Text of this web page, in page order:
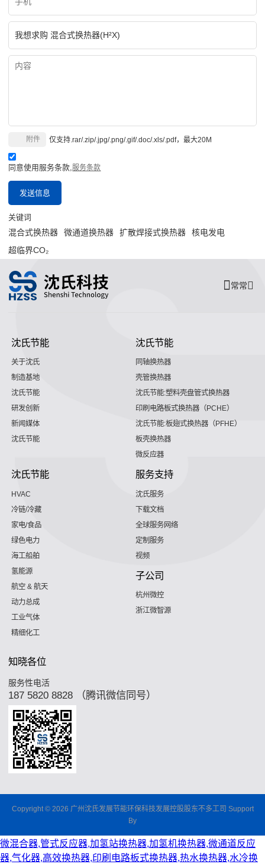
仅支持.rar/.zip/.jpg/.png/.gif/.doc/.xls/.pdf，最大20M
附件
同意使用服务条款,服务条款
发送信息
关键词
混合式换热器 微通道换热器 扩散焊接式换热器
核电发电
超临界CO₂
常常
沈氏节能
关于沈氏
制造基地
沈氏节能
研发创新
新闻媒体
沈氏节能
沈氏节能
同轴换热器
壳管换热器
沈氏节能:塑料壳盘管式换热器
印刷电路板式换热器（PCHE）
沈氏节能:板翅式换热器（PFHE）
板壳换热器
微反应器
沈氏节能
HVAC
冷链/冷藏
家电/食品
绿色电力
海工船舶
氢能源
航空 & 航天
动力总成
工业气体
精细化工
服务支持
沈氏服务
下载文档
全球服务网络
定制服务
视频
子公司
杭州微控
浙江微智源
知晓各位
服务性电活
187 5820 8828 （腾讯微信同号）
Copyright © 2026 广州沈氏发展节能环保科技发展控股股东不多工司 Support
By
微混合器,管式反应器,加氢站换热器,加氢机换热器,微通道反应
器,气化器,高效换热器,印刷电路板式换热器,热水换热器,水冷换